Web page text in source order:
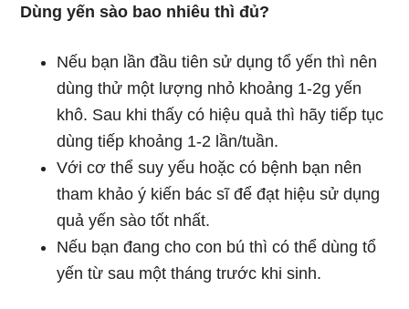
Dùng yến sào bao nhiêu thì đủ?
Nếu bạn lần đầu tiên sử dụng tổ yến thì nên
dùng thử một lượng nhỏ khoảng 1-2g yến
khô. Sau khi thấy có hiệu quả thì hãy tiếp tục
dùng tiếp khoảng 1-2 lần/tuần.
Với cơ thể suy yếu hoặc có bệnh bạn nên
tham khảo ý kiến bác sĩ để đạt hiệu sử dụng
quả yến sào tốt nhất.
Nếu bạn đang cho con bú thì có thể dùng tổ
yến từ sau một tháng trước khi sinh.